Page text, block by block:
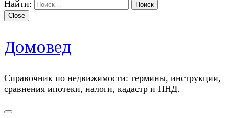
Найти:
Close
Домовед
Справочник по недвижимости: термины, инструкции,
сравнения ипотеки, налоги, кадастр и ПНД.